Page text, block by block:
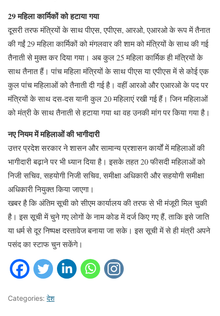
29 महिला कार्मिकों को हटाया गया
दूसरी तरफ मंत्रियों के साथ पीएस, एपीएस, आरओ, एआरओ के रूप में तैनात
की गईं 29 महिला कार्मिकों को मंगलवार की शाम को मंत्रियों के साथ की गई
तैनाती से मुक्त कर दिया गया। अब कुल 25 महिला कार्मिक ही मंत्रियों के
साथ तैनात हैं। पांच महिला मंत्रियों के साथ पीएस या एपीएस में से कोई एक
कुल पांच महिलाओं को तैनाती दी गई है। वहीं आरओ और एआरओ के पद पर
मंत्रियों के साथ दस-दस यानी कुल 20 महिलाएं रखी गई हैं। जिन महिलाओं
को मंत्री के साथ तैनाती से हटाया गया था वह उनकी मांग पर किया गया है।
नए नियम में महिलाओं की भागीदारी
उत्तर प्रदेश सरकार ने शासन और सामान्य प्रशासन कार्यों में महिलाओं की
भागीदारी बढ़ाने पर भी ध्यान दिया है। इसके तहत 20 फीसदी महिलाओं को
निजी सचिव, सहयोगी निजी सचिव, समीक्षा अधिकारी और सहयोगी समीक्षा
अधिकारी नियुक्त किया जाएगा।
खबर है कि अंतिम सूची को सीएम कार्यालय की तरफ से भी मंजूरी मिल चुकी
है। इस सूची में चुने गए लोगों के नाम कोड में दर्ज किए गए हैं, ताकि इसे जाति
या धर्म से दूर निष्पक्ष दस्तावेज बनाया जा सके। इस सूची में से ही मंत्री अपने
पसंद का स्टाफ चुन सकेंगे।
Categories: देश